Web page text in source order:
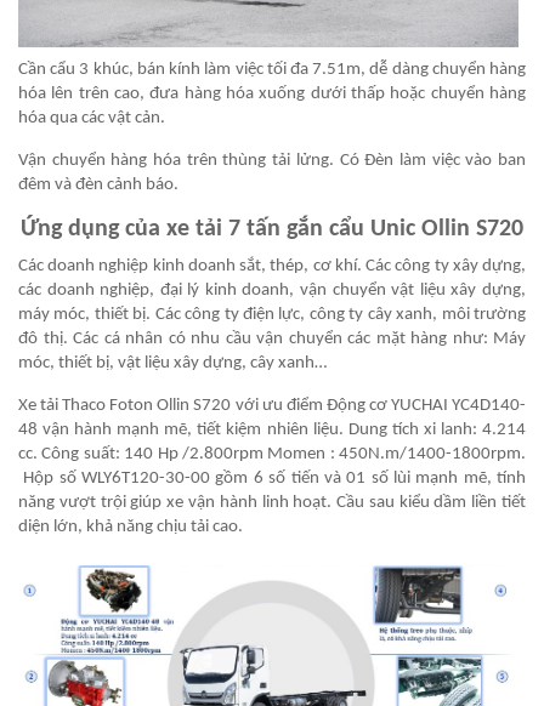
Cần cẩu 3 khúc, bán kính làm việc tối đa 7.51m, dễ dàng chuyển hàng
hóa lên trên cao, đưa hàng hóa xuống dưới thấp hoặc chuyển hàng
hóa qua các vật cản.
Vận chuyển hàng hóa trên thùng tải lửng. Có Đèn làm việc vào ban
đêm và đèn cảnh báo.
Ứng dụng của xe tải 7 tấn gắn cẩu Unic Ollin S720
Các doanh nghiệp kinh doanh sắt, thép, cơ khí. Các công ty xây dựng,
các doanh nghiệp, đại lý kinh doanh, vận chuyển vật liệu xây dựng,
máy móc, thiết bị. Các công ty điện lực, công ty cây xanh, môi trường
đô thị. Các cá nhân có nhu cầu vận chuyển các mặt hàng như: Máy
móc, thiết bị, vật liệu xây dựng, cây xanh…
Xe tải Thaco Foton Ollin S720 với ưu điểm Động cơ YUCHAI YC4D140-
48 vận hành mạnh mẽ, tiết kiệm nhiên liệu. Dung tích xi lanh: 4.214
cc. Công suất: 140 Hp /2.800rpm Momen : 450N.m/1400-1800rpm.
Hộp số WLY6T120-30-00 gồm 6 số tiến và 01 số lùi mạnh mẽ, tính
năng vượt trội giúp xe vận hành linh hoạt. Cầu sau kiểu dầm liền tiết
diện lớn, khả năng chịu tải cao.